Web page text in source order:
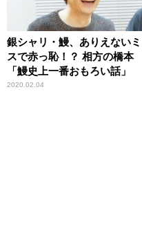
銀シャリ・鰻、ありえないミ
スで赤っ恥！？ 相方の橋本
「鰻史上一番おもろい話」
2020.02.04